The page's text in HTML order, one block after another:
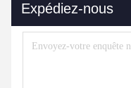
Expédiez-nous